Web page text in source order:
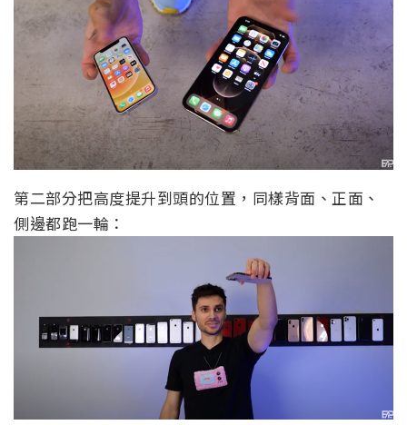
第二部分把高度提升到頭的位置，同樣背面、正面、
側邊都跑一輪：